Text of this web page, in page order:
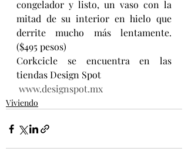
congelador y listo, un vaso con la
mitad de su interior en hielo que
derrite mucho más lentamente.
($495 pesos)
Corkcicle se encuentra en las
tiendas Design Spot
www.designspot.mx
Viviendo